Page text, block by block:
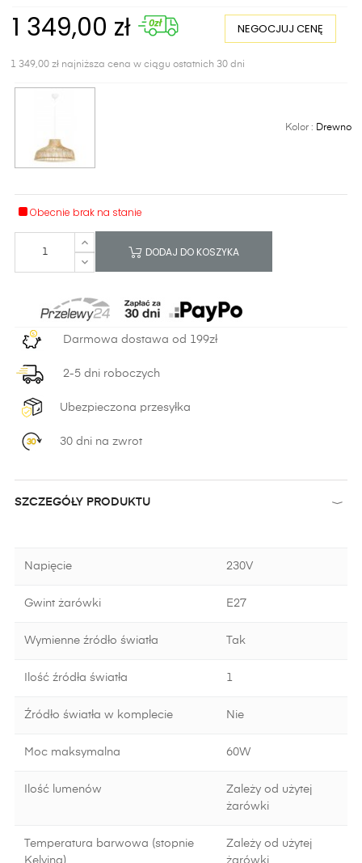
1 349,00 zł NEGOCJUJ CENĘ
1 349,00 zł najniższa cena w ciągu ostatnich 30 dni
Kolor : Drewno
Obecnie brak na stanie
DODAJ DO KOSZYKA
Darmowa dostawa od 199zł
2-5 dni roboczych
Ubezpieczona przesyłka
30 dni na zwrot
SZCZEGÓŁY PRODUKTU
Napięcie 230V
Gwint żarówki E27
Wymienne źródło światła Tak
Ilość źródła światła 1
Źródło światła w komplecie Nie
Moc maksymalna 60W
Ilość lumenów
Zależy od użytej
żarówki
Temperatura barwowa (stopnie
Kelvina)
Zależy od użytej
żarówki